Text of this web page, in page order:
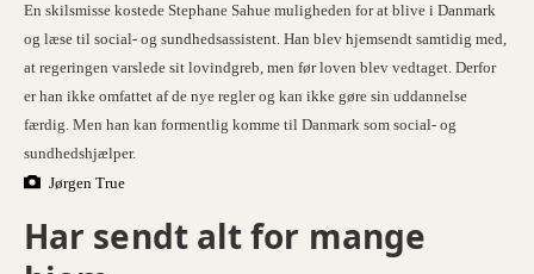
En skilsmisse kostede Stephane Sahue muligheden for at blive i Danmark
og læse til social- og sundhedsassistent. Han blev hjemsendt samtidig med,
at regeringen varslede sit lovindgreb, men før loven blev vedtaget. Derfor
er han ikke omfattet af de nye regler og kan ikke gøre sin uddannelse
færdig. Men han kan formentlig komme til Danmark som social- og
sundhedshjælper.
Jørgen True
Har sendt alt for mange